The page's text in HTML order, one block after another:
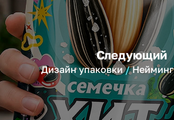
Следующий
Дизайн упаковки Нейминг